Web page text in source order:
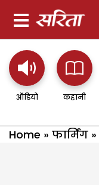
ऑडियो कहानी
Home » फार्मिंग »